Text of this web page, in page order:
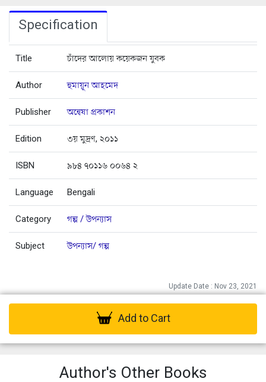
Specification
Title চাঁদের আলোয় কয়েকজন যুবক
Author হুমায়ূন আহমেদ
Publisher অন্বেষা প্রকাশন
Edition ৩য় মুদ্রণ, ২০১১
ISBN ৯৮৪ ৭০১১৬ ০০৬৪ ২
Language Bengali
Category গল্প / উপন্যাস
Subject উপন্যাস/ গল্প
Update Date : Nov 23, 2021
Add to Cart
Author's Other Books